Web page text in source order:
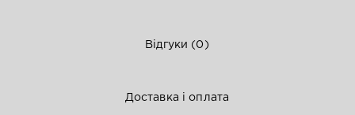
Відгуки (0)
Доставка і оплата